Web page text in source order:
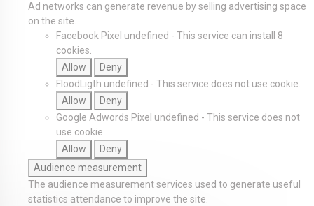
Ad networks can generate revenue by selling advertising space
on the site.
Facebook Pixel undefined - This service can install 8
cookies.
Allow
Deny
FloodLigth undefined - This service does not use cookie.
Allow
Deny
Google Adwords Pixel undefined - This service does not
use cookie.
Allow
Deny
Audience measurement
The audience measurement services used to generate useful
statistics attendance to improve the site.